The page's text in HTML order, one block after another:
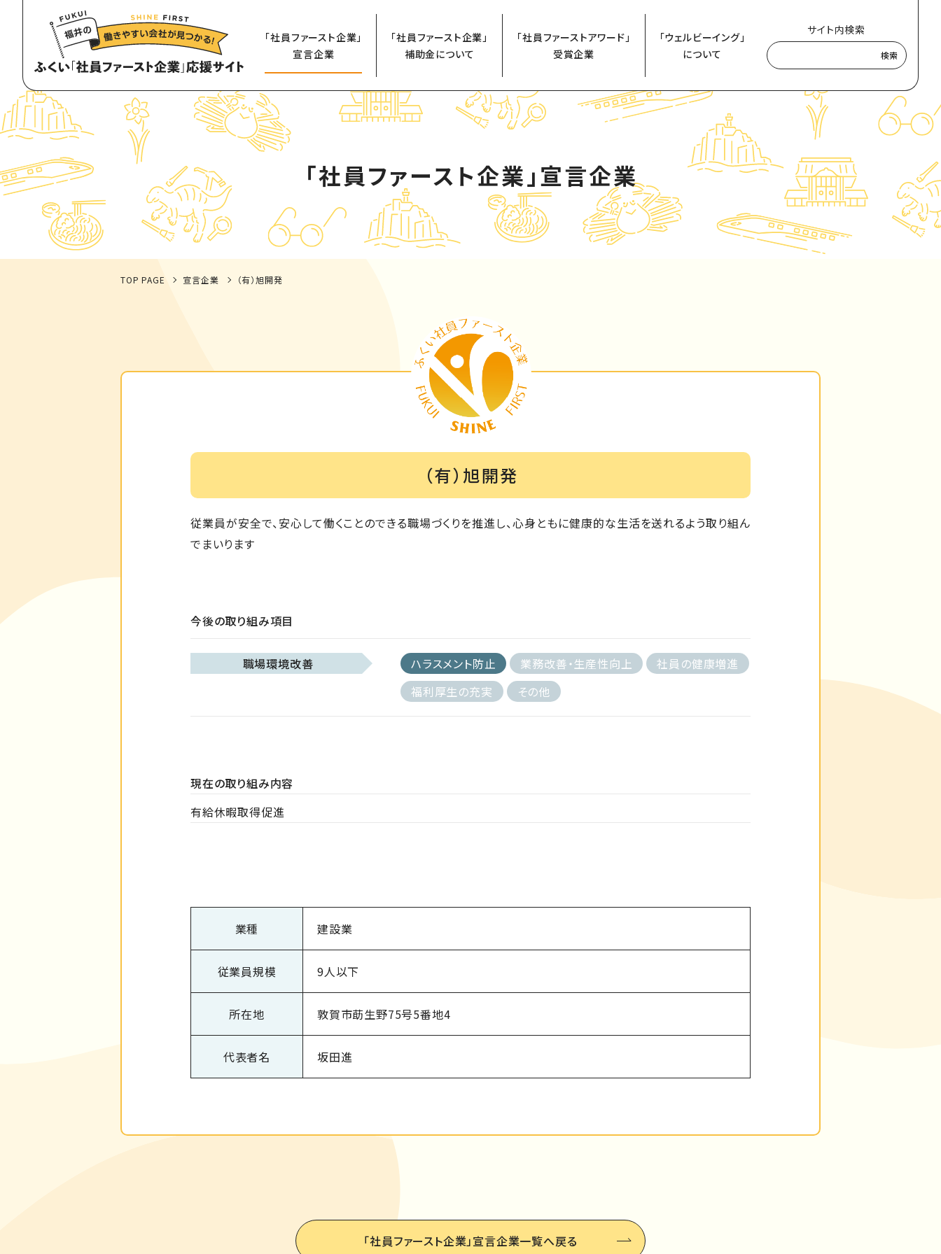
「社員ファースト企業」
宣言企業
「社員ファースト企業」
補助金について
「社員ファーストアワード」
受賞企業
「ウェルビーイング」
について
サイト内検索
検索
「社員ファースト企業」宣言企業
TOP PAGE 宣言企業 （有）旭開発
（有）旭開発
従業員が安全で、安心して働くことのできる職場づくりを推進し、心身ともに健康的な生活を送れるよう取り組ん
でまいります
今後の取り組み項目
職場環境改善 ハラスメント防止 業務改善・生産性向上
社員の健康増進
福利厚生の充実
その他
現在の取り組み内容
有給休暇取得促進
業種 建設業
従業員規模 9人以下
所在地 敦賀市莇生野75号5番地4
代表者名 坂田進
「社員ファースト企業」宣言企業一覧へ戻る